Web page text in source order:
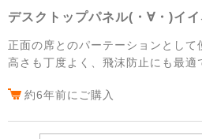
デスクトップパネル(・∀・)イ
正面の席とのパーテーションとして
高さも丁度よく、飛沫防止にも最適
約6年前にご購入